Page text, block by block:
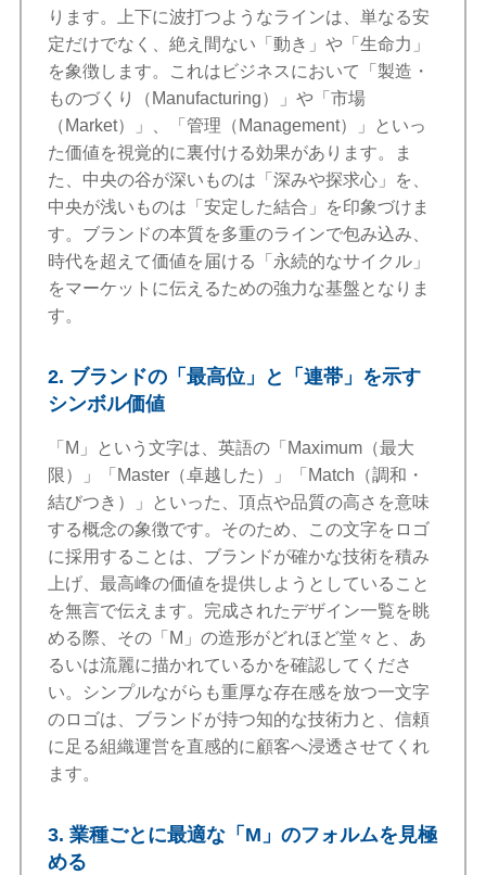
ります。上下に波打つようなラインは、単なる安
定だけでなく、絶え間ない「動き」や「生命力」
を象徴します。これはビジネスにおいて「製造・
ものづくり（Manufacturing）」や「市場
（Market）」、「管理（Management）」といっ
た価値を視覚的に裏付ける効果があります。ま
た、中央の谷が深いものは「深みや探求心」を、
中央が浅いものは「安定した結合」を印象づけま
す。ブランドの本質を多重のラインで包み込み、
時代を超えて価値を届ける「永続的なサイクル」
をマーケットに伝えるための強力な基盤となりま
す。
2. ブランドの「最高位」と「連帯」を示す
シンボル価値
「M」という文字は、英語の「Maximum（最大
限）」「Master（卓越した）」「Match（調和・
結びつき）」といった、頂点や品質の高さを意味
する概念の象徴です。そのため、この文字をロゴ
に採用することは、ブランドが確かな技術を積み
上げ、最高峰の価値を提供しようとしていること
を無言で伝えます。完成されたデザイン一覧を眺
める際、その「M」の造形がどれほど堂々と、あ
るいは流麗に描かれているかを確認してくださ
い。シンプルながらも重厚な存在感を放つ一文字
のロゴは、ブランドが持つ知的な技術力と、信頼
に足る組織運営を直感的に顧客へ浸透させてくれ
ます。
3. 業種ごとに最適な「M」のフォルムを見極
める